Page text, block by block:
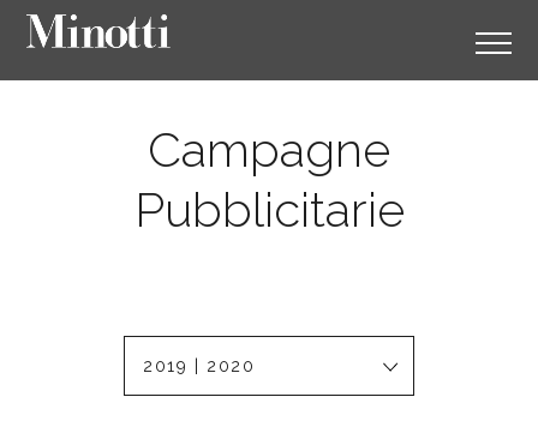
Campagne
Pubblicitarie
2019 | 2020